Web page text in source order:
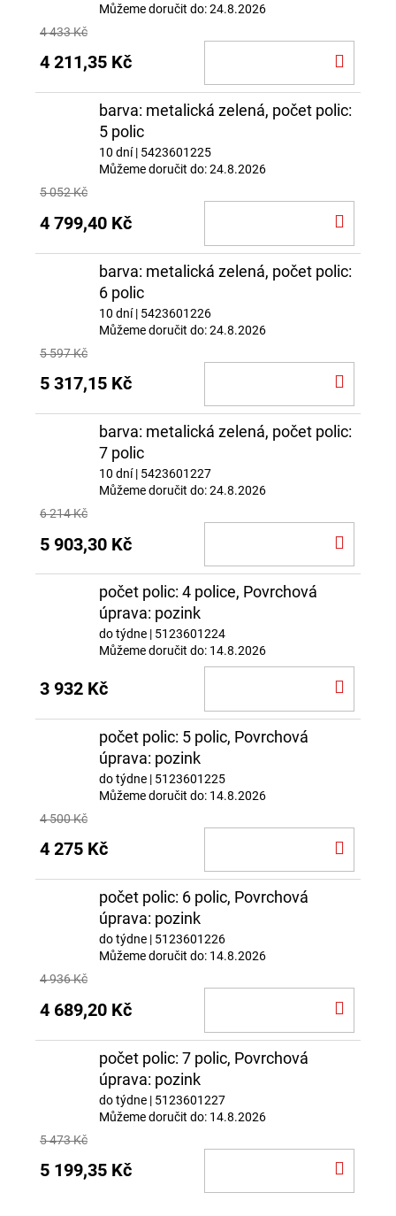
Můžeme doručit do:24.8.2026
4 433 Kč
4 211,35 Kč
barva: metalická zelená, počet polic:
5 polic
10 dní| 5423601225
Můžeme doručit do:24.8.2026
5 052 Kč
4 799,40 Kč
barva: metalická zelená, počet polic:
6 polic
10 dní| 5423601226
Můžeme doručit do:24.8.2026
5 597 Kč
5 317,15 Kč
barva: metalická zelená, počet polic:
7 polic
10 dní| 5423601227
Můžeme doručit do:24.8.2026
6 214 Kč
5 903,30 Kč
počet polic: 4 police, Povrchová
úprava: pozink
do týdne | 5123601224
Můžeme doručit do: 14.8.2026
3 932 Kč
počet polic: 5 polic, Povrchová
úprava: pozink
do týdne | 5123601225
Můžeme doručit do: 14.8.2026
4 500 Kč
4 275 Kč
počet polic: 6 polic, Povrchová
úprava: pozink
do týdne | 5123601226
Můžeme doručit do: 14.8.2026
4 936 Kč
4 689,20 Kč
počet polic: 7 polic, Povrchová
úprava: pozink
do týdne | 5123601227
Můžeme doručit do: 14.8.2026
5 473 Kč
5 199,35 Kč